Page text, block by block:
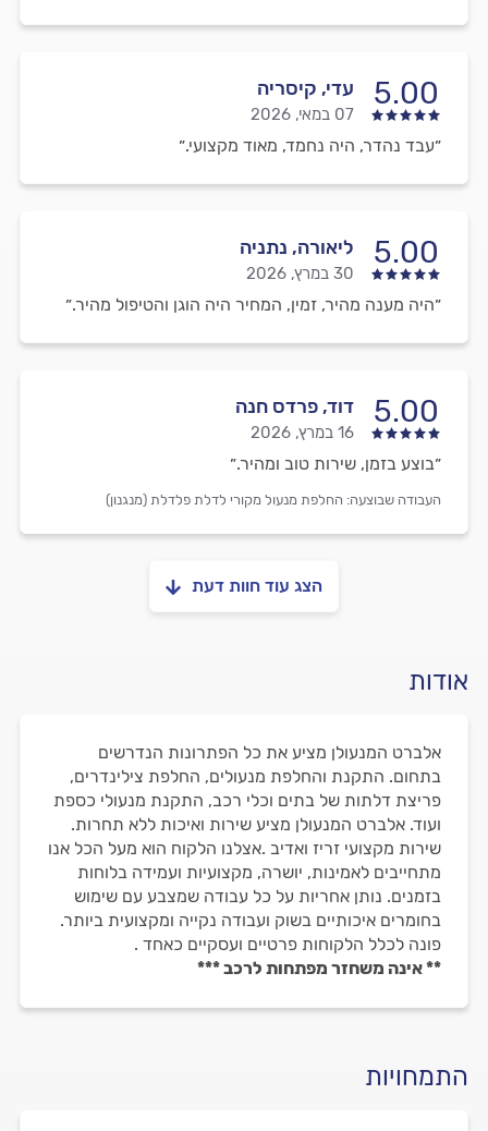
5.00 עדי, קיסריה
07 במאי, 2026
״עבד נהדר, היה נחמד, מאוד מקצועי.״
5.00 ליאורה, נתניה
30 במרץ, 2026
״היה מענה מהיר, זמין, המחיר היה הוגן והטיפול מהיר.״
5.00 דוד, פרדס חנה
16 במרץ, 2026
״בוצע בזמן, שירות טוב ומהיר.״
העבודה שבוצעה: החלפת מנעול מקורי לדלת פלדלת (מנגנון)
הצג עוד חוות דעת
אודות
אלברט המנעולן מציע את כל הפתרונות הנדרשים
בתחום. התקנת והחלפת מנעולים, החלפת צילינדרים,
פריצת דלתות של בתים וכלי רכב, התקנת מנעולי כספת
ועוד. אלברט המנעולן מציע שירות ואיכות ללא תחרות.
שירות מקצועי זריז ואדיב .אצלנו הלקוח הוא מעל הכל אנו
מתחייבים לאמינות, יושרה, מקצועיות ועמידה בלוחות
בזמנים. נותן אחריות על כל עבודה שמצבע עם שימוש
בחומרים איכותיים בשוק ועבודה נקייה ומקצועית ביותר.
פונה לכלל הלקוחות פרטיים ועסקיים כאחד .
** אינה משחזר מפתחות לרכב ***
התמחויות